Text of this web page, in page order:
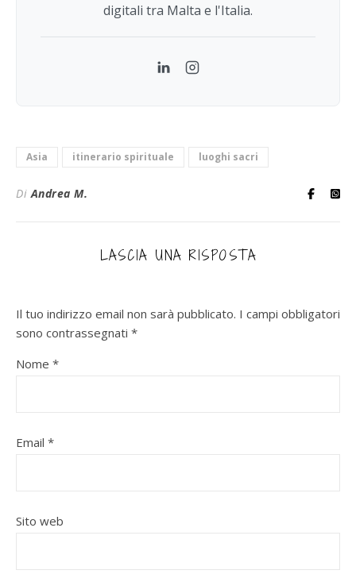
digitali tra Malta e l'Italia.
LinkedInInstagram
Asia itinerario spirituale luoghi sacri
DiAndrea M.
LASCIA UNA RISPOSTA
Il tuo indirizzo email non sarà pubblicato. I campi obbligatori
sono contrassegnati *
Nome *
Email *
Sito web